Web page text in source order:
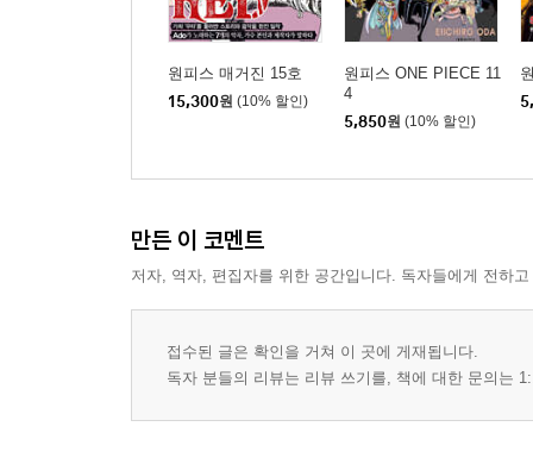
원피스 매거진 15호
15,300원 (10% 할인)
원피스 ONE PIECE 11
4
5,850원 (10% 할인)
만든 이 코멘트
저자, 역자, 편집자를 위한 공간입니다. 독자들에게 전하
접수된 글은 확인을 거쳐 이 곳에 게재됩니다.
독자 분들의 리뷰는 리뷰 쓰기를, 책에 대한 문의는